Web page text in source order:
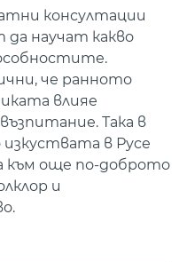
консултации
научат какво
че ранното
влияе
Така в
в Русе
към още по-доброто
и